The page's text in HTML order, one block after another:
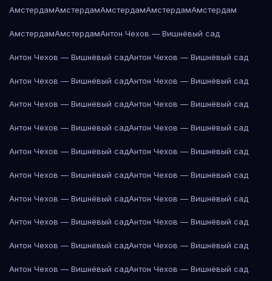
АмстердамАмстердамАмстердамАмстердамАмстердам
АмстердамАмстердамАнтон Чехов — Вишнёвый сад
Антон Чехов — Вишнёвый садАнтон Чехов — Вишнёвый сад
Антон Чехов — Вишнёвый садАнтон Чехов — Вишнёвый сад
Антон Чехов — Вишнёвый садАнтон Чехов — Вишнёвый сад
Антон Чехов — Вишнёвый садАнтон Чехов — Вишнёвый сад
Антон Чехов — Вишнёвый садАнтон Чехов — Вишнёвый сад
Антон Чехов — Вишнёвый садАнтон Чехов — Вишнёвый сад
Антон Чехов — Вишнёвый садАнтон Чехов — Вишнёвый сад
Антон Чехов — Вишнёвый садАнтон Чехов — Вишнёвый сад
Антон Чехов — Вишнёвый садАнтон Чехов — Вишнёвый сад
Антон Чехов — Вишнёвый садАнтон Чехов — Вишнёвый сад